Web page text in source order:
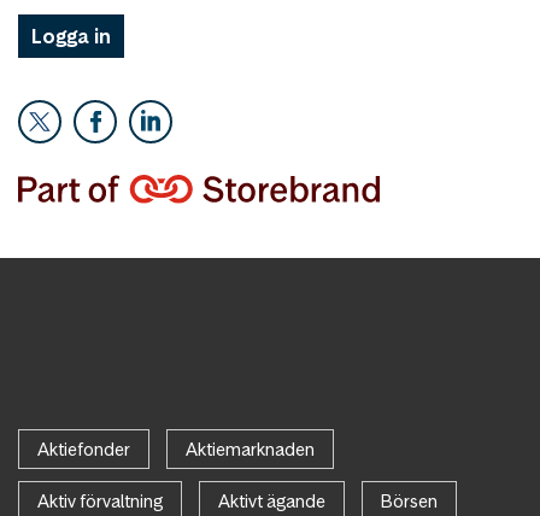
Logga in
Aktiefonder Aktiemarknaden
Aktiv förvaltning Aktivt ägande Börsen